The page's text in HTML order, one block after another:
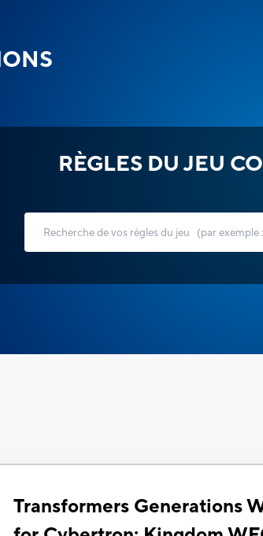
RÈGLES DU JEU
Transformers Generations